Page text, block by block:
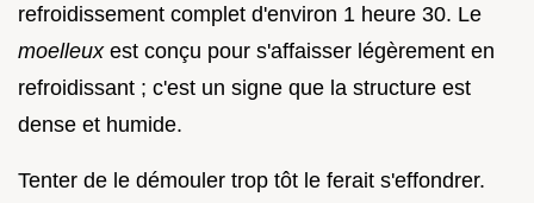
refroidissement complet d'environ 1 heure 30. Le
moelleux est conçu pour s'affaisser légèrement en
refroidissant ; c'est un signe que la structure est
dense et humide.
Tenter de le démouler trop tôt le ferait s'effondrer.